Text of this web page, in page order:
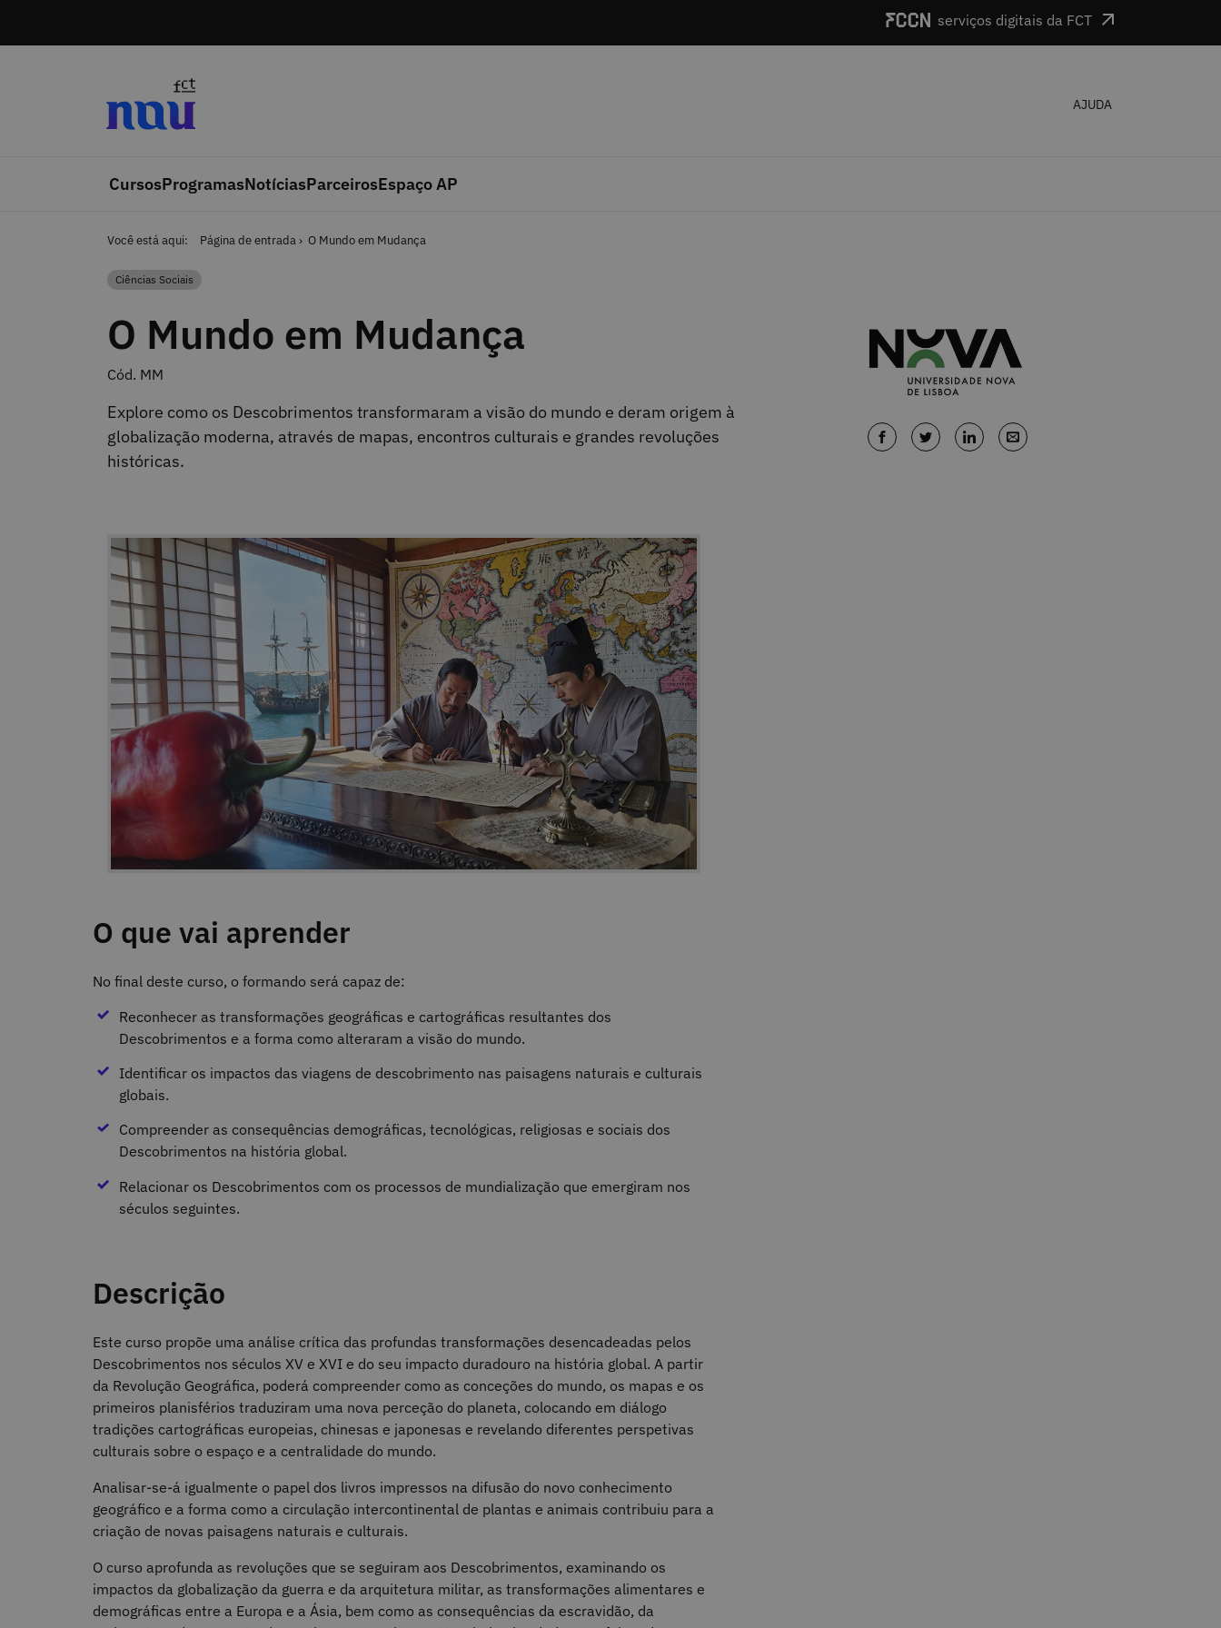
serviços digitais da FCT
AJUDA
CursosProgramasNotíciasParceirosEspaço AP
Você está aqui: Página de entrada O Mundo em Mudança
O Mundo em Mudança
Cód. MM
Categoria
Ciências Sociais
Explore como os Descobrimentos transformaram a visão do mundo e deram origem à
globalização moderna, através de mapas, encontros culturais e grandes revoluções
históricas.
O que vai aprender
No final deste curso, o formando será capaz de:
Reconhecer as transformações geográficas e cartográficas resultantes dos
Descobrimentos e a forma como alteraram a visão do mundo.
Identificar os impactos das viagens de descobrimento nas paisagens naturais e culturais
globais.
Compreender as consequências demográficas, tecnológicas, religiosas e sociais dos
Descobrimentos na história global.
Relacionar os Descobrimentos com os processos de mundialização que emergiram nos
séculos seguintes.
Descrição
Este curso propõe uma análise crítica das profundas transformações desencadeadas pelos
Descobrimentos nos séculos XV e XVI e do seu impacto duradouro na história global. A partir
da Revolução Geográfica, poderá compreender como as conceções do mundo, os mapas e os
primeiros planisférios traduziram uma nova perceção do planeta, colocando em diálogo
tradições cartográficas europeias, chinesas e japonesas e revelando diferentes perspetivas
culturais sobre o espaço e a centralidade do mundo.
Analisar-se-á igualmente o papel dos livros impressos na difusão do novo conhecimento
geográfico e a forma como a circulação intercontinental de plantas e animais contribuiu para a
criação de novas paisagens naturais e culturais.
O curso aprofunda as revoluções que se seguiram aos Descobrimentos, examinando os
impactos da globalização da guerra e da arquitetura militar, as transformações alimentares e
demográficas entre a Europa e a Ásia, bem como as consequências da escravidão, da